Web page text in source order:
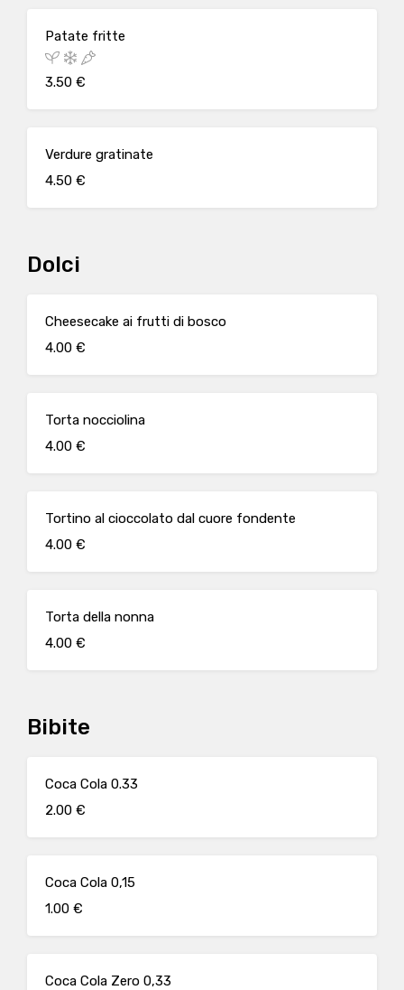
Patate fritte
3.50 €
Verdure gratinate
4.50 €
Dolci
Cheesecake ai frutti di bosco
4.00 €
Torta nocciolina
4.00 €
Tortino al cioccolato dal cuore fondente
4.00 €
Torta della nonna
4.00 €
Bibite
Coca Cola 0.33
2.00 €
Coca Cola 0,15
1.00 €
Coca Cola Zero 0,33